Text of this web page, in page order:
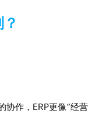
协作，ERP更像“经营